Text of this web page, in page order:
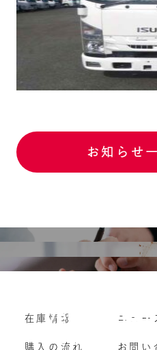
お知らせ
購入の流れ
よくいただくご質問
Vehicle
車両買い取り
在庫情報
購入の流れ
ニュー
お問い